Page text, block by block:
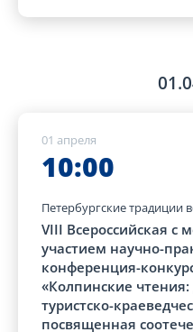
01 апреля
10:00
Петербургские традиции
VIII Всероссийская с
участием научно-
конференция-
«Колпинские
туристско-
посвященная